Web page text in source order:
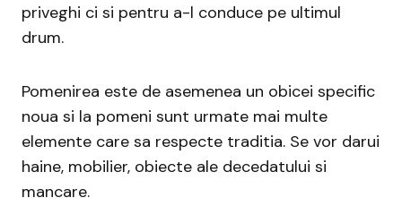
priveghi ci si pentru a-l conduce pe ultimul
drum.
Pomenirea este de asemenea un obicei specific
noua si la pomeni sunt urmate mai multe
elemente care sa respecte traditia. Se vor darui
haine, mobilier, obiecte ale decedatului si
mancare.